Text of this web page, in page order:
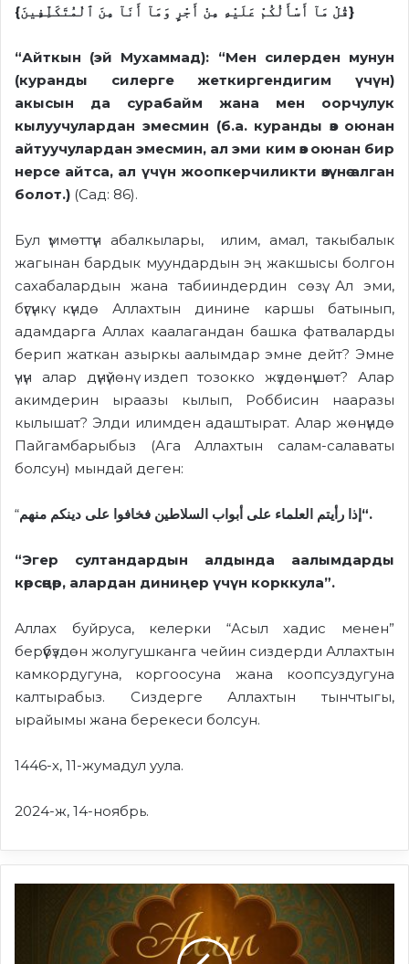
“Айткын (эй Мухаммад): “Мен силерден мунун
(куранды силерге жеткиргендигим үчүн)
акысын да сурабайм жана мен оорчулук
кылуучулардан эмесмин (б.а. куранды өз оюнан
айтуучулардан эмесмин, ал эми ким өз оюнан бир
нерсе айтса, ал үчүн жоопкерчиликти өзүнө алган
болот.) (Сад: 86).
Бул үммөттүн абалкылары, илим, амал, такыбалык
жагынан бардык муундардын эң жакшысы болгон
сахабалардын жана табииндердин сөзү. Ал эми,
бүгүнкү күндө Аллахтын динине каршы батынып,
адамдарга Аллах каалагандан башка фатваларды
берип жаткан азыркы аалымдар эмне дейт? Эмне
үчүн алар дүнүйөнү издеп тозокко жүздөнүшөт? Алар
акимдерин ыраазы кылып, Роббисин нааразы
кылышат? Элди илимден адаштырат. Алар жөнүндө
Пайгамбарыбыз (Ага Аллахтын салам-салаваты
болсун) мындай деген:
“إذا رأيتم العلماء على أبواب السلاطين فخافوا على دينكم منهم“.
“Эгер султандардын алдында аалымдарды
көрсөңөр, алардан диниңер үчүн корккула”.
Аллах буйруса, келерки “Асыл хадис менен”
берүүбүздөн жолугушканга чейин сиздерди Аллахтын
камкордугуна, коргоосуна жана коопсуздугуна
калтырабыз. Сиздерге Аллахтын тынчтыгы,
ырайымы жана берекеси болсун.
1446-х, 11-жумадул уула.
2024-ж, 14-ноябрь.
Амирлерге